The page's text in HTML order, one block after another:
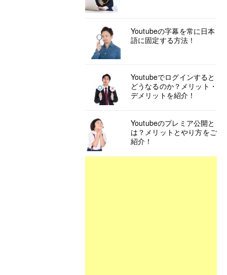
Youtubeの字幕を常に日本
語に固定する方法！
Youtubeでログインすると
どうなるのか？メリット・
デメリットを紹介！
Youtubeのプレミア公開と
は？メリットとやり方をご
紹介！